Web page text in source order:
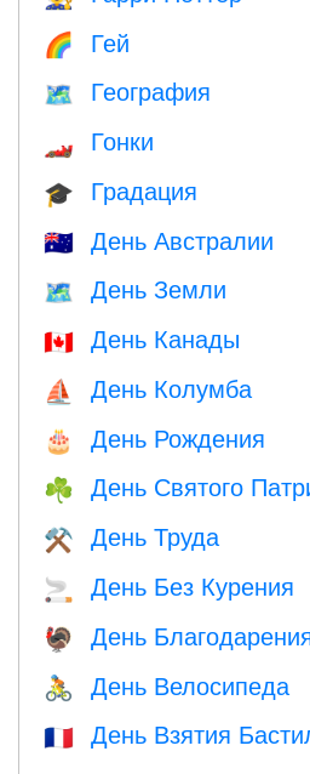
🌈 Гей
🗺 География
🏎 Гонки
🎓 Градация
🇦🇺 День Австралии
🗺️ День Земли
🇨🇦 День Канады
⛵️ День Колумба
🎂 День Рождения
☘️ День Святого
⚒️ День Труда
🚬 День Без Курения
🦃 День
🚴 День Велосипеда
🇫🇷 День Взятия